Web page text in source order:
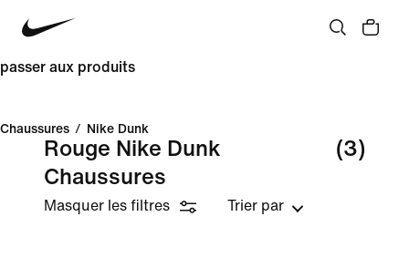
passer aux produits
Chaussures / Nike Dunk
Rouge Nike Dunk
Chaussures
(3)
Masquer les filtres Trier par